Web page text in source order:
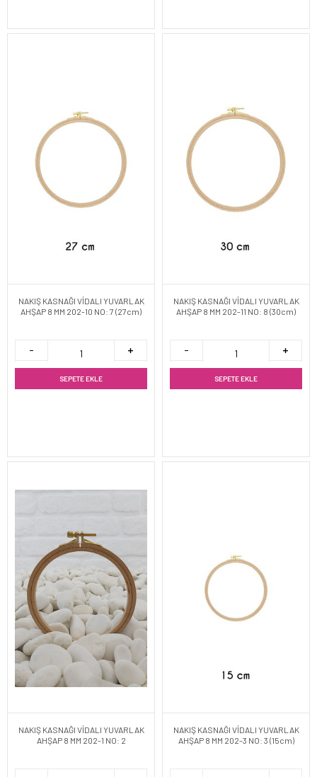
NAKIŞ KASNAĞI VİDALI YUVARLAK
AHŞAP 8 MM 202-10 NO: 7 (27cm)
SEPETE EKLE
NAKIŞ KASNAĞI VİDALI YUVARLAK
AHŞAP 8 MM 202-11 NO: 8 (30cm)
SEPETE EKLE
NAKIŞ KASNAĞI VİDALI YUVARLAK
AHŞAP 8 MM 202-1 NO: 2
NAKIŞ KASNAĞI VİDALI YUVARLAK
AHŞAP 8 MM 202-3 NO: 3 (15cm)